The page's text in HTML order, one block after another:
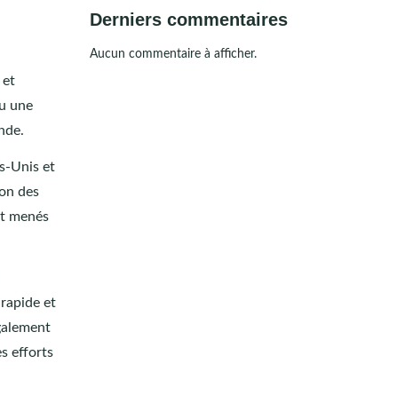
et
une
Unis et
des
menés
et
efforts
Derniers commentaires
Aucun commentaire à afficher.